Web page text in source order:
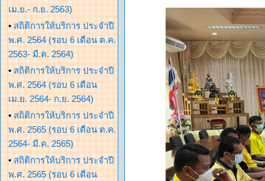
เม.ย.- ก.ย. 2563)
• สถิติการให้บริการ ประจำปี
พ.ศ. 2564 (รอบ 6 เดือน ต.ค.
2563- มี.ค. 2564)
• สถิติการให้บริการ ประจำปี
พ.ศ. 2564 (รอบ 6 เดือน
เม.ย. 2564- ก.ย. 2564)
• สถิติการให้บริการ ประจำปี
พ.ศ. 2565 (รอบ 6 เดือน ต.ค.
2564- มี.ค. 2565)
• สถิติการให้บริการ ประจำปี
พ.ศ. 2565 (รอบ 6 เดือน